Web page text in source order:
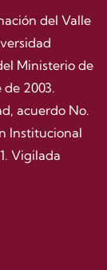
del Valle
Ministerio de
2003.
acuerdo No.
Institucional
Vigilada